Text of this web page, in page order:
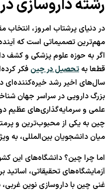
رشته داروسازی
در دنیای پرشتاب امروز،
مهم‌ترین تصمیماتی است که
اگر به حوزه علوم پزشکی و کشف
قطعا به تحصیل در چین فکر
سال‌های اخیر رشد خیره‌کننده‌ای
بزرگ دارویی در سراسر جهان
علمی و سرمایه‌گذاری‌های عظیم
چین به یکی از محبوب‌ترین و
میان دانشجویان بین‌المللی، به
اما چرا چین؟ دانشگاه‌های این
آزمایشگاه‌های تحقیقاتی،
غنی چین با داروسازی نوین